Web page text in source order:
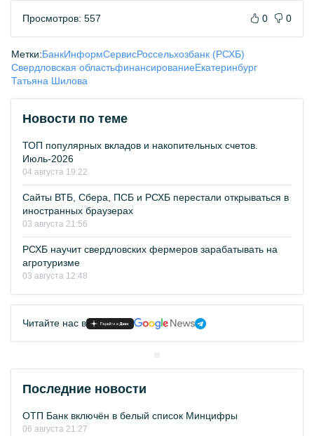
Просмотров: 557 0 0
Метки:БанкИнформСервисРоссельхозбанк (РСХБ)
Свердловская областьфинансированиеЕкатеринбург
Татьяна Шилова
Новости по теме
ТОП популярных вкладов и накопительных счетов.
Июль-2026
04 августа 19:22
Сайты ВТБ, Сбера, ПСБ и РСХБ перестали открываться в
иностранных браузерах
03 августа 21:56
РСХБ научит свердловских фермеров зарабатывать на
агротуризме
03 августа 12:48
Читайте нас в
Последние новости
ОТП Банк включён в белый список Минцифры
06 августа 21:27